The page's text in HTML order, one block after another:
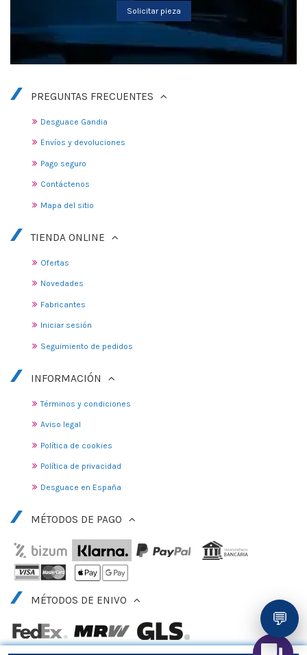
Solicitar pieza
PREGUNTAS FRECUENTES
Desguace Gandia
Envíos y devoluciones
Pago seguro
Contáctenos
Mapa del sitio
TIENDA ONLINE
Ofertas
Novedades
Fabricantes
Iniciar sesión
Seguimiento de pedidos
INFORMACIÓN
Términos y condiciones
Aviso legal
Política de cookies
Política de privacidad
Desguace en España
MÉTODOS DE PAGO
MÉTODOS DE ENIVO
💬